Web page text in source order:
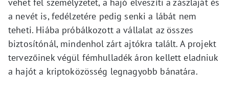
vehet fel személyzetet, a hajó elveszíti a zászlaját és
a nevét is, fedélzetére pedig senki a lábát nem
teheti. Hiába próbálkozott a vállalat az összes
biztosítónál, mindenhol zárt ajtókra talált. A projekt
tervezőinek végül fémhulladék áron kellett eladniuk
a hajót a kriptoközösség legnagyobb bánatára.